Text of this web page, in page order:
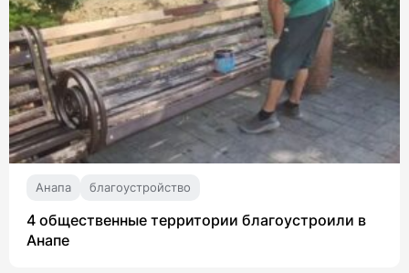
Анапа благоустройство
4 общественные территории благоустроили в
Анапе